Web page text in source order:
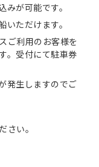
が可能です。
ただけます。
ご利用のお客様を
。受付にて駐車券
発生しますのでご
さい。